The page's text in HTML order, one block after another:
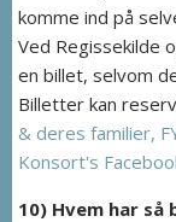
komme ind på
Ved Regissekilde
en billet, selvom
Billetter kan
& deres familier,
Konsort's
10) Hvem har